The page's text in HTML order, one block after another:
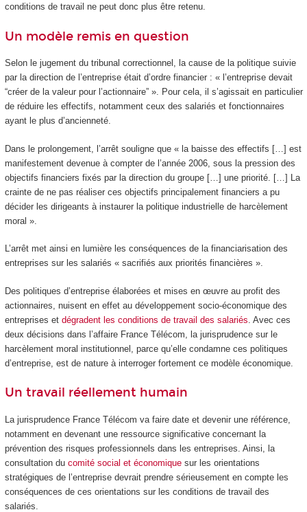
conditions de travail ne peut donc plus être retenu.
Un modèle remis en question
Selon le jugement du tribunal correctionnel, la cause de la politique suivie
par la direction de l’entreprise était d’ordre financier : « l’entreprise devait
“créer de la valeur pour l’actionnaire” ». Pour cela, il s’agissait en particulier
de réduire les effectifs, notamment ceux des salariés et fonctionnaires
ayant le plus d’ancienneté.
Dans le prolongement, l’arrêt souligne que « la baisse des effectifs […] est
manifestement devenue à compter de l’année 2006, sous la pression des
objectifs financiers fixés par la direction du groupe […] une priorité. […] La
crainte de ne pas réaliser ces objectifs principalement financiers a pu
décider les dirigeants à instaurer la politique industrielle de harcèlement
moral ».
L’arrêt met ainsi en lumière les conséquences de la financiarisation des
entreprises sur les salariés « sacrifiés aux priorités financières ».
Des politiques d’entreprise élaborées et mises en œuvre au profit des
actionnaires, nuisent en effet au développement socio-économique des
entreprises et dégradent les conditions de travail des salariés . Avec ces
deux décisions dans l’affaire France Télécom, la jurisprudence sur le
harcèlement moral institutionnel, parce qu’elle condamne ces politiques
d’entreprise, est de nature à interroger fortement ce modèle économique.
Un travail réellement humain
La jurisprudence France Télécom va faire date et devenir une référence,
notamment en devenant une ressource significative concernant la
prévention des risques professionnels dans les entreprises. Ainsi, la
consultation du comité social et économiquesur les orientations
stratégiques de l’entreprise devrait prendre sérieusement en compte les
conséquences de ces orientations sur les conditions de travail des
salariés.